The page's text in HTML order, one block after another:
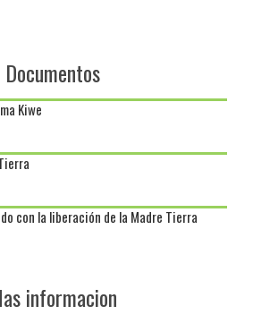
Documentos
Kiwe
con la liberación de la Madre Tierra
informacion